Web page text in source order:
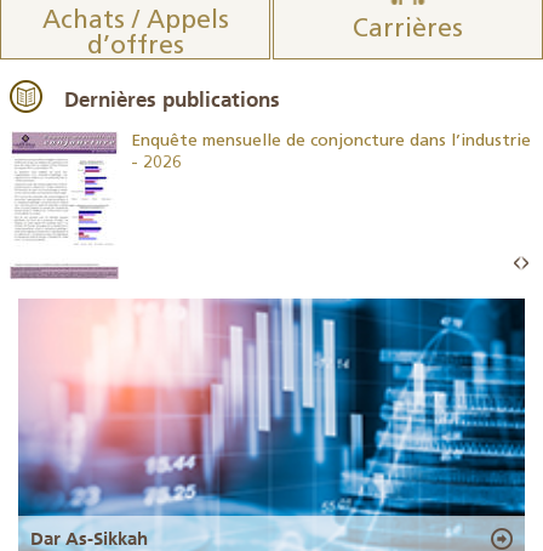
Achats / Appels
d’offres
Carrières
Dernières publications
Enquête mensuelle de conjoncture dans l’industrie
- 2026
Dar As-Sikkah